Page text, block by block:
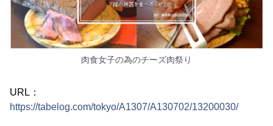
肉食女子の為のチーズ肉祭り
URL：
https://tabelog.com/tokyo/A1307/A130702/13200030/